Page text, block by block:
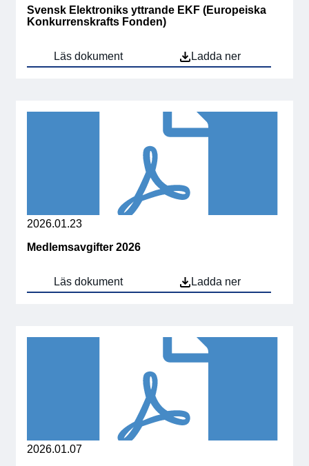
Svensk Elektroniks yttrande EKF (Europeiska
Konkurrenskrafts Fonden)
Läs dokument Ladda ner
2026.01.23
Medlemsavgifter 2026
Läs dokument Ladda ner
2026.01.07